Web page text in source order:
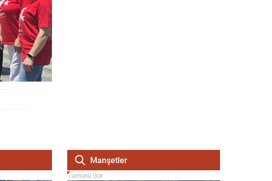
Manşetler
Tümünü Gör